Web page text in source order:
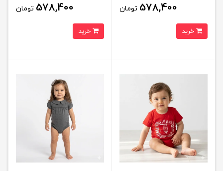
578,400 تومان 578,400 تومان